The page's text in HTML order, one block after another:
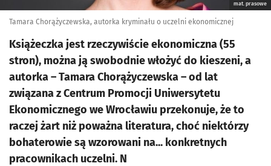
mat. prasowe
Tamara Chorążyczewska, autorka kryminału o uczelni ekonomicznej
Książeczka jest rzeczywiście ekonomiczna (55
stron), można ją swobodnie włożyć do kieszeni, a
autorka – Tamara Chorążyczewska – od lat
związana z Centrum Promocji Uniwersytetu
Ekonomicznego we Wrocławiu przekonuje, że to
raczej żart niż poważna literatura, choć niektórzy
bohaterowie są wzorowani na... konkretnych
pracownikach uczelni. N